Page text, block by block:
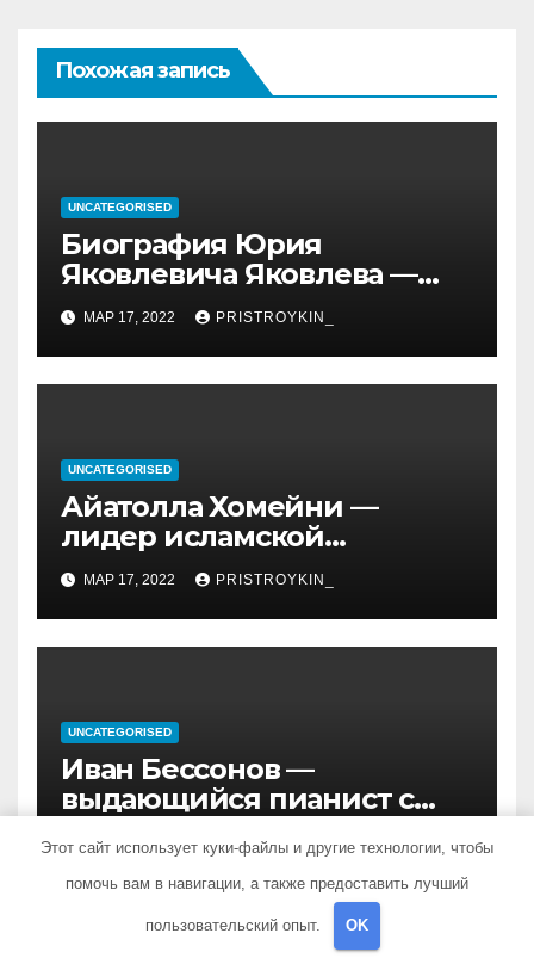
Похожая запись
UNCATEGORISED
Биография Юрия
Яковлевича Яковлева —
история его личной и
профессиональной жизни
МАР 17, 2022 PRISTROYKIN_
UNCATEGORISED
Айатолла Хомейни —
лидер исламской
революции, его биография
и идеология, роль в
иранской политике и
последствия его
МАР 17, 2022 PRISTROYKIN_
UNCATEGORISED
Иван Бессонов —
выдающийся пианист с
впечатляющими
достижениями
МАР 17, 2022 PRISTROYKIN_
Этот сайт использует куки-файлы и другие технологии, чтобы
помочь вам в навигации, а также предоставить лучший
пользовательский опыт. OK